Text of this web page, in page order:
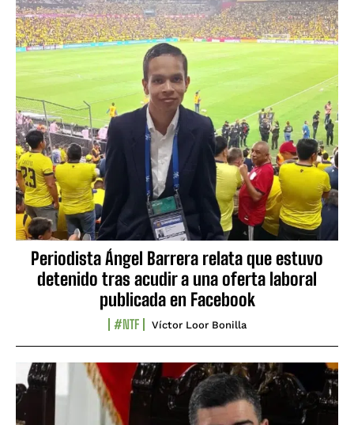
Periodista Ángel Barrera relata que estuvo
detenido tras acudir a una oferta laboral
publicada en Facebook
#NTF Víctor Loor Bonilla